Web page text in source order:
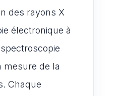
des rayons X
électronique à
mesure de la
Chaque